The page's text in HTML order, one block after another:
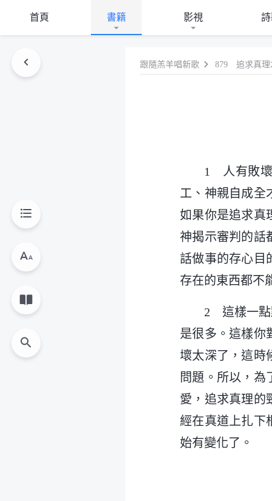
首頁 書籍 影視
跟隨羔羊唱新歌 879 追求真理
1 人有敗壞
工、神親自成全
如果你是追求真
神揭示審判的話
話做事的存心目
存在的東西都不
2 這樣一點
是很多。這樣你
壞太深了，這時
問題。所以，為
愛，追求真理的
經在真道上扎下
始有變化了。